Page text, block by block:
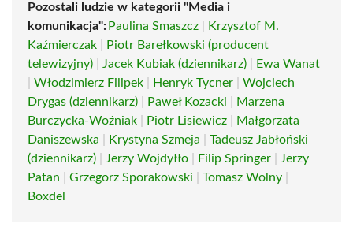
Pozostali ludzie w kategorii "Media i
komunikacja": Paulina Smaszcz
Krzysztof M.
Kaźmierczak
Piotr Barełkowski (producent
telewizyjny)
Jacek Kubiak (dziennikarz)
Ewa Wanat
Włodzimierz Filipek Henryk Tycner
Wojciech
Drygas (dziennikarz)
Paweł Kozacki
Marzena
Burczycka-Woźniak
Piotr Lisiewicz
Małgorzata
Daniszewska
Krystyna Szmeja
Tadeusz Jabłoński
(dziennikarz)
Jerzy Wojdyłło Filip Springer
Jerzy
Patan
Grzegorz Sporakowski Tomasz Wolny
Boxdel